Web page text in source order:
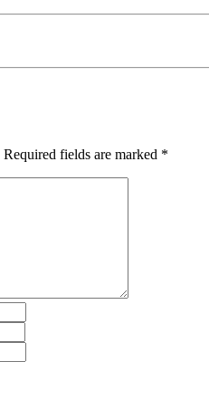
Required fields are marked *